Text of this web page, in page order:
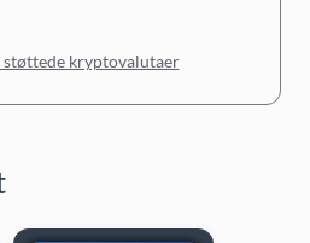
støttede kryptovalutaer